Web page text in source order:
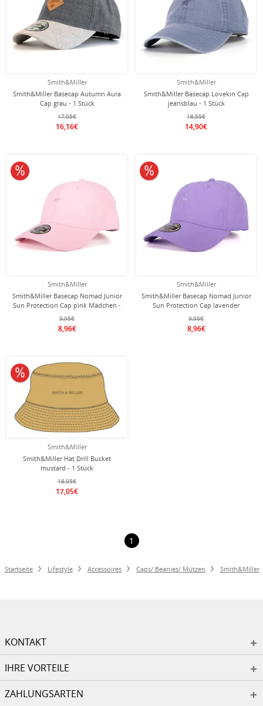
Smith&Miller
Smith&Miller Basecap Autumn Aura
Cap grau - 1 Stück
17,95€
16,16€
Smith&Miller
Smith&Miller Basecap Lovekin Cap
jeansblau - 1 Stück
16,55€
14,90€
Smith&Miller
Smith&Miller Basecap Nomad Junior
Sun Protection Cap pink Mädchen -
9,95€
8,96€
10% reduziert
Smith&Miller
Smith&Miller Basecap Nomad Junior
Sun Protection Cap lavender
9,95€
8,96€
10% reduziert
Smith&Miller
Smith&Miller Hat Drill Bucket
mustard - 1 Stück
18,95€
17,05€
10% reduziert
1
Startseite Lifestyle Accessoires Caps/ Beanies/ Mützen Smith&Miller
KONTAKT
IHRE VORTEILE
ZAHLUNGSARTEN